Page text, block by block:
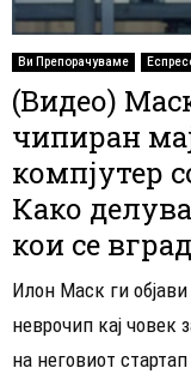
Ви Препорачуваме
(Видео)
чипиран
компјутер
Како
кои се
Илон Маск ги
неврочип кај
на неговиот